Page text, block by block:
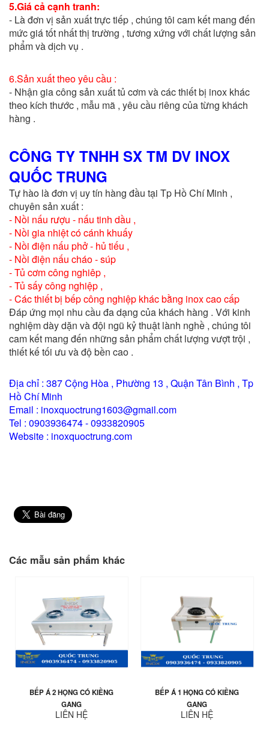
5.Giá cả cạnh tranh:
- Là đơn vị sản xuất trực tiếp , chúng tôi cam kết mang đến
mức giá tốt nhất thị trường , tương xứng với chất lượng sản
phẩm và dịch vụ .
6.Sản xuất theo yêu cầu :
- Nhận gia công sản xuất tủ cơm và các thiết bị inox khác
theo kích thước , mẫu mã , yêu cầu riêng của từng khách
hàng .
CÔNG TY TNHH SX TM DV INOX
QUỐC TRUNG
Tự hào là đơn vị uy tín hàng đầu tại Tp Hồ Chí Minh ,
chuyên sản xuất :
- Nồi nấu rượu - nấu tinh dầu ,
- Nồi gia nhiệt có cánh khuấy
- Nồi điện nấu phở - hủ tiếu ,
- Nồi điện nấu cháo - súp
- Tủ cơm công nghiêp ,
- Tủ sấy công nghiệp ,
- Các thiết bị bếp công nghiệp khác bằng inox cao cấp
Đáp ứng mọi nhu cầu đa dạng của khách hàng . Với kinh
nghiệm dày dặn và đội ngũ kỷ thuật lành nghề , chúng tôi
cam kết mang đến những sản phẩm chất lượng vượt trội ,
thiết kế tối ưu và độ bền cao .
Địa chỉ : 387 Cộng Hòa , Phường 13 , Quận Tân Bình , Tp
Hồ Chí Minh
Email : inoxquoctrung1603@gmail.com
Tel : 0903936474 - 0933820905
Website : inoxquoctrung.com
Các mẫu sản phẩm khác
BẾP Á 2 HỌNG CÓ KIỀNG
GANG
LIÊN HỆ
BẾP Á 1 HỌNG CÓ KIỀNG
GANG
LIÊN HỆ